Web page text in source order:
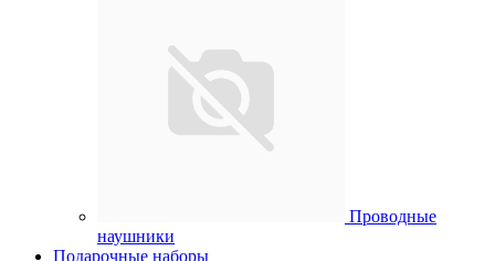
Проводные
наушники
Подарочные наборы